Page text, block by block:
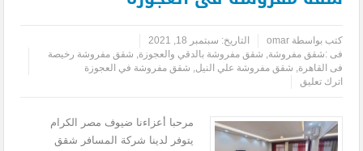
كتب بواسطةomar التاريخ: سبتمبر 18, 2021
فى :شقق مفروشة, شقق مفروشة بالدقي والعجوزة, شقق مفروشة رخيصة
فى القاهرة, شقق مفروشة علي النيل, شقق مفروشة في العجوزة
اترك تعليق
مرحبا أعزاءنا ضيوف مصر الكرام
يتوفر لدينا شركة المسافر شقق